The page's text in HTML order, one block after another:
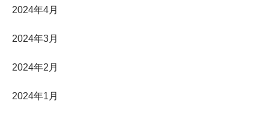
2024年4月
2024年3月
2024年2月
2024年1月